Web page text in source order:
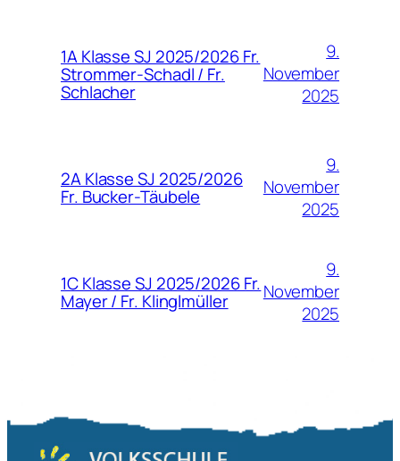
1A Klasse SJ 2025/2026 Fr.
Strommer-Schadl / Fr.
Schlacher
9.
November
2025
2A Klasse SJ 2025/2026
Fr. Bucker-Täubele
9.
November
2025
1C Klasse SJ 2025/2026 Fr.
Mayer / Fr. Klinglmüller
9.
November
2025